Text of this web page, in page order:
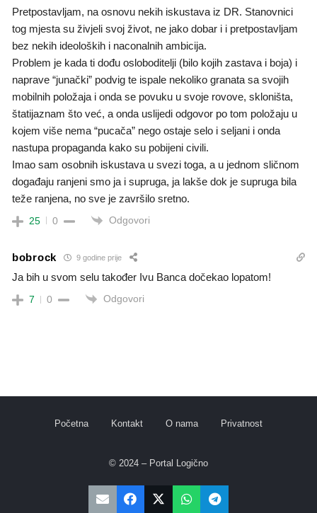
Pretpostavljam, na osnovu nekih iskustava iz DR. Stanovnici
tog mjesta su živjeli svoj život, ne jako dobar i i pretpostavljam
bez nekih ideoloških i naconalnih ambicija.
Problem je kada ti dođu osloboditelji (bilo kojih zastava i boja) i
naprave “junački” podvig te ispale nekoliko granata sa svojih
mobilnih položaja i onda se povuku u svoje rovove, skloništa,
štatijaznam što već, a onda uslijedi odgovor po tom položaju u
kojem više nema “pucača” nego ostaje selo i seljani i onda
nastupa propaganda kako su pobijeni civili.
Imao sam osobnih iskustava u svezi toga, a u jednom sličnom
događaju ranjeni smo ja i supruga, ja lakše dok je supruga bila
teže ranjena, no sve je završilo sretno.
25 0 Odgovori
bobrock 9 godine prije
Ja bih u svom selu također Ivu Banca dočekao lopatom!
7 0 Odgovori
Početna Kontakt O nama Privatnost
© 2024 – Portal Logično